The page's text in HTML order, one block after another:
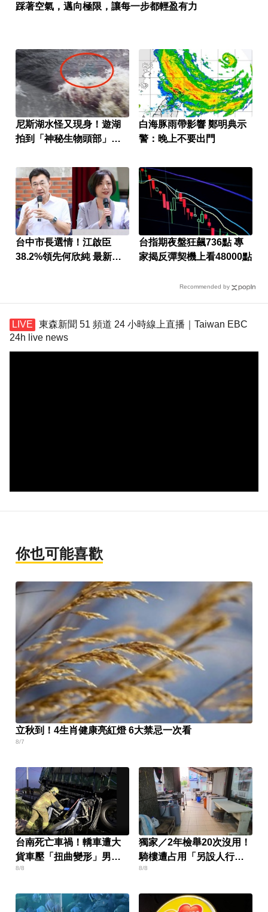
踩著空氣，邁向極限，讓每一步都輕盈有力
尼斯湖水怪又現身！遊湖
拍到「神秘生物頭部」官
白海豚雨帶影響 鄭明典示
警：晚上不要出門
台中市長選情！江啟臣
38.2%領先何欣純 最新民
台指期夜盤狂飆736點 專
家揭反彈契機上看48000點
Recommended by
東森新聞 51 頻道 24 小時線上直播｜Taiwan EBC
24h live news
你也可能喜歡
立秋到！4生肖健康亮紅燈 6大禁忌一次看
8/7
台南死亡車禍！轎車遭大
貨車壓「扭曲變形」男駕
駛受困亡
8/8
獨家／2年檢舉20次沒用！
騎樓遭占用「另設人行
道」挨批
8/8